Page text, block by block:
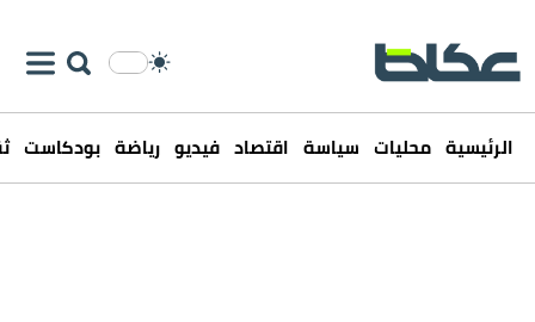
الرئيسية محليات سياسة اقتصاد فيديو رياضة بودكاست